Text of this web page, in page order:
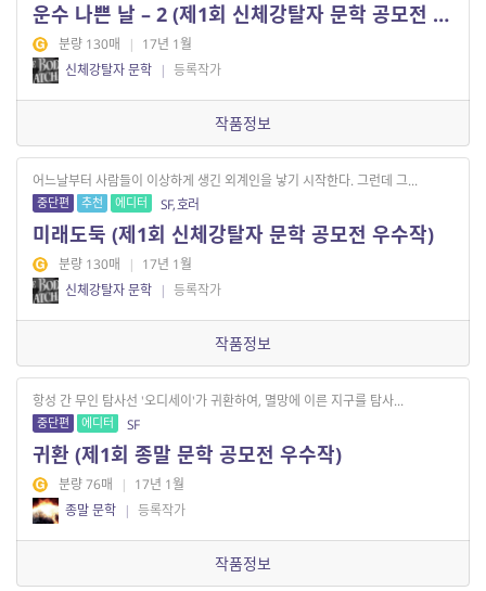
운수 나쁜 날 – 2 (제1회 신체강탈자 문학 공모전 우수작)
분량 130매 | 17년 1월
신체강탈자 문학 | 등록작가
작품정보
어느날부터 사람들이 이상하게 생긴 외계인을 낳기 시작한다. 그런데 그...
중단편 추천 에디터 SF, 호러
미래도둑 (제1회 신체강탈자 문학 공모전 우수작)
분량 130매 | 17년 1월
신체강탈자 문학 | 등록작가
작품정보
항성 간 무인 탐사선 '오디세이'가 귀환하여, 멸망에 이른 지구를 탐사...
중단편 에디터 SF
귀환 (제1회 종말 문학 공모전 우수작)
분량 76매 | 17년 1월
종말 문학 | 등록작가
작품정보